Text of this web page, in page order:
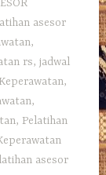
asesor
,
rs,jadwal
Keperawatan,
,
, Pelatihan
asesor